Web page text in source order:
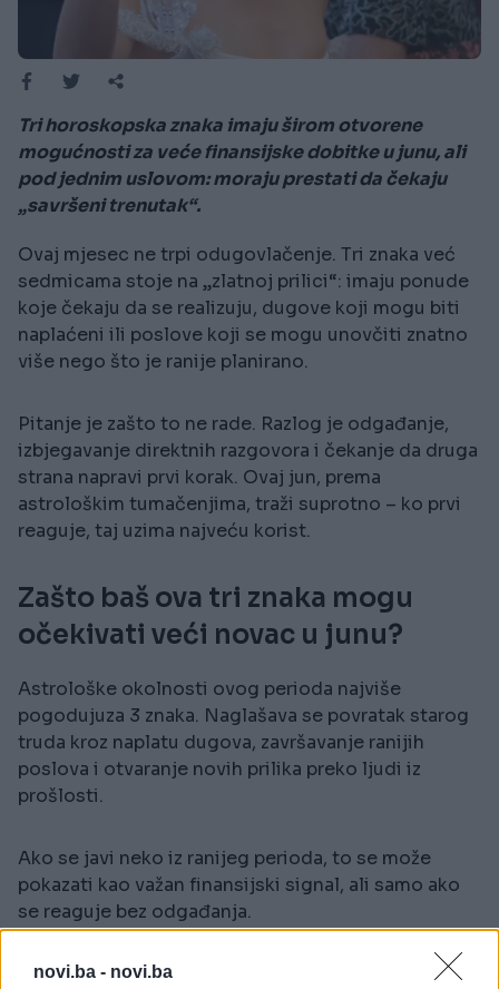
novi.ba - novi.ba
Tri horoskopska znaka imaju širom otvorene
mogućnosti za veće finansijske dobitke u junu, ali
pod jednim uslovom: moraju prestati da čekaju
„savršeni trenutak“.
Ovaj mjesec ne trpi odugovlačenje. Tri znaka već
sedmicama stoje na „zlatnoj prilici“: imaju ponude
koje čekaju da se realizuju, dugove koji mogu biti
naplaćeni ili poslove koji se mogu unovčiti znatno
više nego što je ranije planirano.
Pitanje je zašto to ne rade. Razlog je odgađanje,
izbjegavanje direktnih razgovora i čekanje da druga
strana napravi prvi korak. Ovaj jun, prema
astrološkim tumačenjima, traži suprotno – ko prvi
reaguje, taj uzima najveću korist.
Zašto baš ova tri znaka mogu
očekivati veći novac u junu?
Astrološke okolnosti ovog perioda najviše
pogodujuza 3 znaka. Naglašava se povratak starog
truda kroz naplatu dugova, završavanje ranijih
poslova i otvaranje novih prilika preko ljudi iz
prošlosti.
Ako se javi neko iz ranijeg perioda, to se može
pokazati kao važan finansijski signal, ali samo ako
se reaguje bez odgađanja.
1. Bik